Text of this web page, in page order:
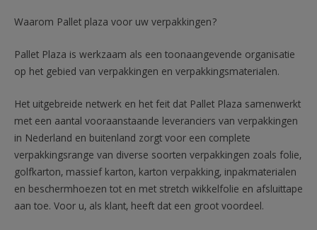
Waarom Pallet plaza voor uw verpakkingen?
Pallet Plaza is werkzaam als een toonaangevende organisatie
op het gebied van verpakkingen en verpakkingsmaterialen.
Het uitgebreide netwerk en het feit dat Pallet Plaza samenwerkt
met een aantal vooraanstaande leveranciers van verpakkingen
in Nederland en buitenland zorgt voor een complete
verpakkingsrange van diverse soorten verpakkingen zoals folie,
golfkarton, massief karton, karton verpakking, inpakmaterialen
en beschermhoezen tot en met stretch wikkelfolie en afsluittape
aan toe. Voor u, als klant, heeft dat een groot voordeel.